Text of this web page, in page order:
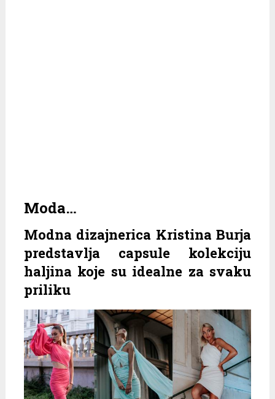
Moda…
Modna dizajnerica Kristina Burja
predstavlja capsule kolekciju
haljina koje su idealne za svaku
priliku